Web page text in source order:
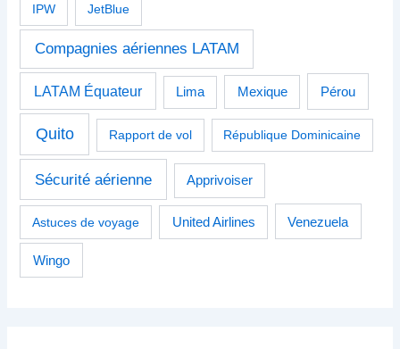
IPW JetBlue
Compagnies aériennes LATAM
LATAM Équateur Lima Mexique Pérou
Quito Rapport de vol République Dominicaine
Sécurité aérienne Apprivoiser
Astuces de voyage United Airlines Venezuela
Wingo